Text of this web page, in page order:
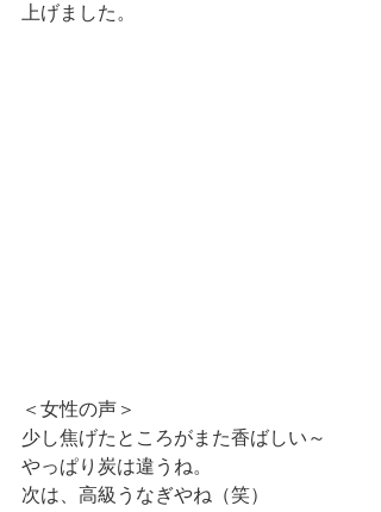
上げました。
＜女性の声＞
少し焦げたところがまた香ばしい～
やっぱり炭は違うね。
次は、高級うなぎやね（笑）